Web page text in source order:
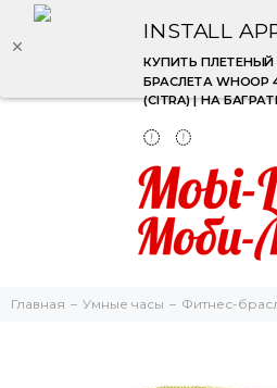
INSTALL
КУПИТЬ
БРАСЛЕТА WHOOP
(CITRA) | НА
Главная Умные часы Фитнес-